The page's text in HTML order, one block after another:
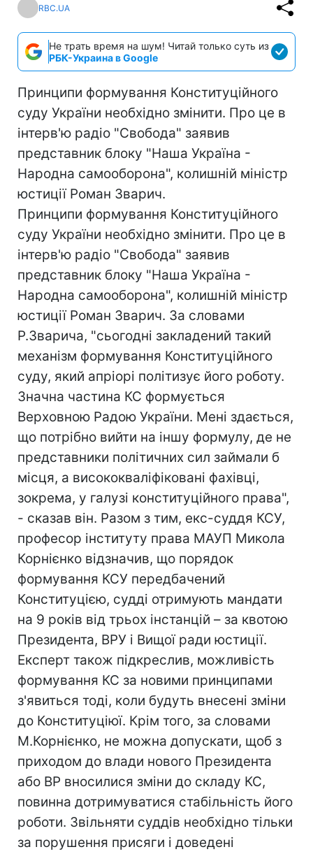
RBC.UA
Не трать время на шум! Читай только суть из
РБК-Украина в Google
Принципи формування Конституційного
суду України необхідно змінити. Про це в
інтерв'ю радіо "Свобода" заявив
представник блоку "Наша Україна -
Народна самооборона", колишній міністр
юстиції Роман Зварич.
Принципи формування Конституційного
суду України необхідно змінити. Про це в
інтерв'ю радіо "Свобода" заявив
представник блоку "Наша Україна -
Народна самооборона", колишній міністр
юстиції Роман Зварич. За словами
Р.Зварича, "сьогодні закладений такий
механізм формування Конституційного
суду, який апріорі політизує його роботу.
Значна частина КС формується
Верховною Радою України. Мені здається,
що потрібно вийти на іншу формулу, де не
представники політичних сил займали б
місця, а висококваліфіковані фахівці,
зокрема, у галузі конституційного права",
- сказав він. Разом з тим, екс-суддя КСУ,
професор інституту права МАУП Микола
Корнієнко відзначив, що порядок
формування КСУ передбачений
Конституцією, судді отримують мандати
на 9 років від трьох інстанцій – за квотою
Президента, ВРУ і Вищої ради юстиції.
Експерт також підкреслив, можливість
формування КС за новими принципами
з'явиться тоді, коли будуть внесені зміни
до Конституціюї. Крім того, за словами
М.Корнієнко, не можна допускати, щоб з
приходом до влади нового Президента
або ВР вносилися зміни до складу КС,
повинна дотримуватися стабільність його
роботи. Звільняти суддів необхідно тільки
за порушення присяги і доведені